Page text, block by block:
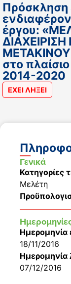
έργου:
στο
2014-2020
ΕΧΕΙ ΛΗΞΕΙ
Γενικά
Κατηγορίες
Μελέτη
18/11/2016
07/12/2016